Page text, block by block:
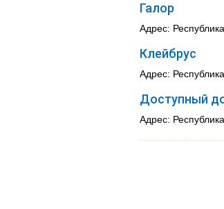
Галор
Адрес:
Клейбрус
Адрес:
Доступный
Адрес: